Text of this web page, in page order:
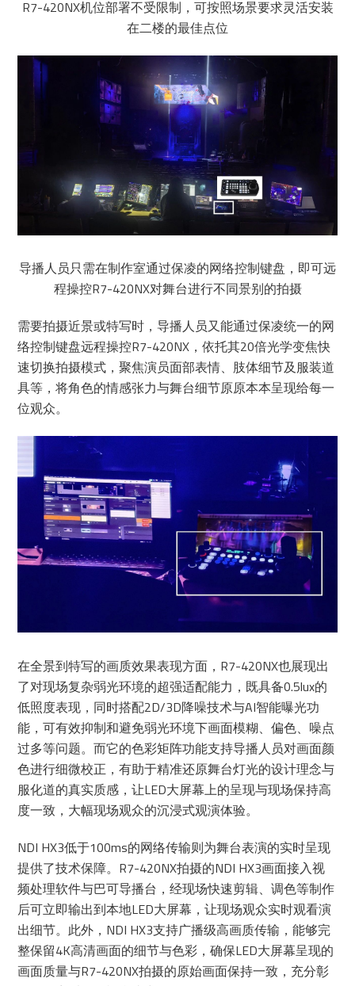
R7-420NX机位部署不受限制，可按照场景要求灵活安装
在二楼的最佳点位
导播人员只需在制作室通过保凌的网络控制键盘，即可远
程操控R7-420NX对舞台进行不同景别的拍摄
需要拍摄近景或特写时，导播人员又能通过保凌统一的网
络控制键盘远程操控R7-420NX，依托其20倍光学变焦快
速切换拍摄模式，聚焦演员面部表情、肢体细节及服装道
具等，将角色的情感张力与舞台细节原原本本呈现给每一
位观众。
在全景到特写的画质效果表现方面，R7-420NX也展现出
了对现场复杂弱光环境的超强适配能力，既具备0.5lux的
低照度表现，同时搭配2D/3D降噪技术与AI智能曝光功
能，可有效抑制和避免弱光环境下画面模糊、偏色、噪点
过多等问题。而它的色彩矩阵功能支持导播人员对画面颜
色进行细微校正，有助于精准还原舞台灯光的设计理念与
服化道的真实质感，让LED大屏幕上的呈现与现场保持高
度一致，大幅现场观众的沉浸式观演体验。
NDI HX3低于100ms的网络传输则为舞台表演的实时呈现
提供了技术保障。R7-420NX拍摄的NDI HX3画面接入视
频处理软件与巴可导播台，经现场快速剪辑、调色等制作
后可立即输出到本地LED大屏幕，让现场观众实时观看演
出细节。此外，NDI HX3支持广播级高画质传输，能够完
整保留4K高清画面的细节与色彩，确保LED大屏幕呈现的
画面质量与R7-420NX拍摄的原始画面保持一致，充分彰